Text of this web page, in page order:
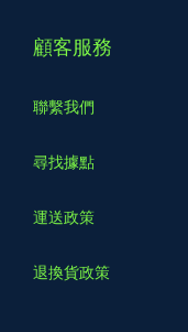
顧客服務
聯繫我們
尋找據點
運送政策
退換貨政策